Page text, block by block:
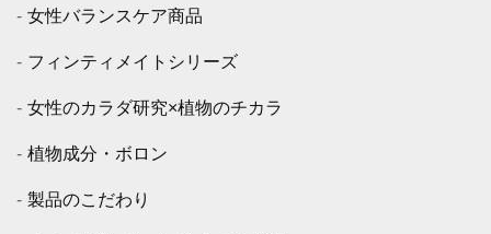
女性バランスケア商品
フィンティメイトシリーズ
女性のカラダ研究×植物のチカラ
植物成分・ボロン
製品のこだわり